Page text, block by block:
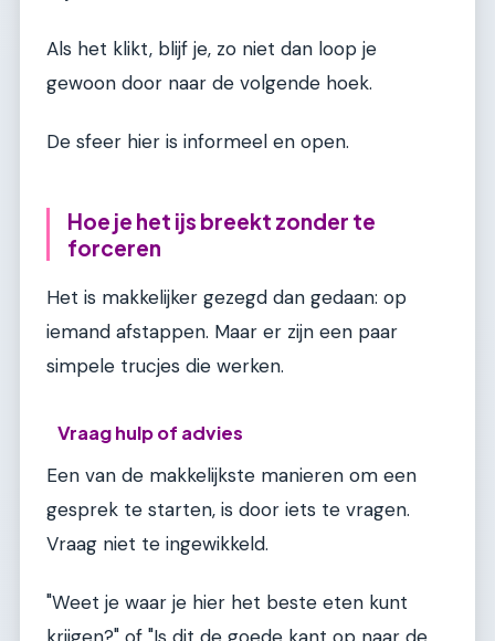
Als het klikt, blijf je, zo niet dan loop je
gewoon door naar de volgende hoek.
De sfeer hier is informeel en open.
Hoe je het ijs breekt zonder te
forceren
Het is makkelijker gezegd dan gedaan: op
iemand afstappen. Maar er zijn een paar
simpele trucjes die werken.
Vraag hulp of advies
Een van de makkelijkste manieren om een
gesprek te starten, is door iets te vragen.
Vraag niet te ingewikkeld.
"Weet je waar je hier het beste eten kunt